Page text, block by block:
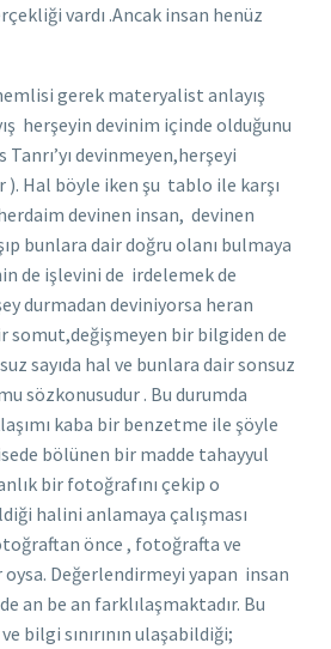
vardı .Ancak insan henüz
gerek materyalist anlayış
herşeyin devinim içinde olduğunu
devinmeyen,herşeyi
Hal böyle iken şu tablo ile karşı
devinen insan, devinen
bunlara dair doğru olanı bulmaya
de işlevini de irdelemek de
durmadan deviniyorsa heran
somut,değişmeyen bir bilgiden de
sayıda hal ve bunlara dair sonsuz
sözkonusudur . Bu durumda
kaba bir benzetme ile şöyle
bölünen bir madde tahayyul
bir fotoğrafını çekip o
halini anlamaya çalışması
önce , fotoğrafta ve
oysa. Değerlendirmeyi yapan insan
an be an farklılaşmaktadır. Bu
bilgi sınırının ulaşabildiği;